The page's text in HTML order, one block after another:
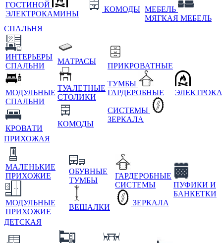
ГОСТИНОЙ
ЭЛЕКТРОКАМИНЫ
КОМОДЫ МЕБЕЛЬ
МЯГКАЯ МЕБЕЛЬ
СПАЛЬНЯ
ИНТЕРЬЕРЫ
СПАЛЬНИ
МОДУЛЬНЫЕ
СПАЛЬНИ
КРОВАТИ
МАТРАСЫ
ТУАЛЕТНЫЕ
СТОЛИКИ
КОМОДЫ
ПРИКРОВАТНЫЕ
ТУМБЫ
ГАРДЕРОБНЫЕ
СИСТЕМЫ
ЗЕРКАЛА
ПРИХОЖАЯ
МАЛЕНЬКИЕ
ПРИХОЖИЕ
МОДУЛЬНЫЕ
ПРИХОЖИЕ
ОБУВНЫЕ
ТУМБЫ
ВЕШАЛКИ
ГАРДЕРОБНЫЕ
СИСТЕМЫ
ЗЕРКАЛА
ПУФИКИ И
БАНКЕТКИ
ДЕТСКАЯ